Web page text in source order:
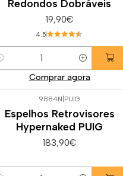
Redondos Dobráveis
19,90€
4.5
Comprar agora
9884N|PUIG
Espelhos Retrovisores
Hypernaked PUIG
183,90€